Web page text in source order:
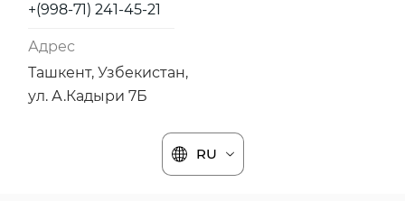
+(998-71) 241-45-21
Адрес
Ташкент, Узбекистан,
ул. А.Кадыри 7Б
RU